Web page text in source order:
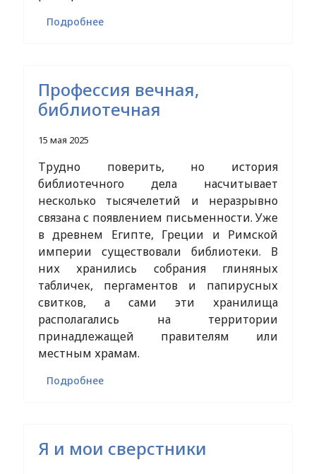
Подробнее
Профессия вечная,
библиотечная
15 мая 2025
Трудно поверить, но история
библиотечного дела насчитывает
несколько тысячелетий и неразрывно
связана с появлением письменности. Уже
в древнем Египте, Греции и Римской
империи существовали библиотеки. В
них хранились собрания глиняных
табличек, пергаментов и папирусных
свитков, а сами эти хранилища
располагались на территории
принадлежащей правителям или
местным храмам.
Подробнее
Я и мои сверстники